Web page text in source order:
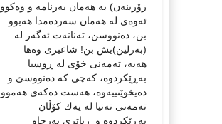
زۆرینه‌ن) به‌ هه‌مان به‌رنامه‌ و وه‌كوو
ئه‌وه‌ی له‌ هه‌مان سه‌رده‌مدا هه‌بوو
بن، ده‌نووسن، ته‌نانه‌ت ئه‌گه‌ر له‌
(به‌رلین)یش بن! شاعیری وه‌ها
هه‌یه‌، ته‌مه‌نی خۆی له‌ ڕوسیا
به‌ڕێكردوه‌، كه‌چی كه‌ ده‌نووسێ و
ده‌یخوێنییه‌وه‌، هه‌ست ده‌كه‌ی هه‌موو
ته‌مه‌نی ته‌نیا له‌ یه‌ك كۆڵان
به‌ڕێكردوه‌ و زیاتری به‌رچاو